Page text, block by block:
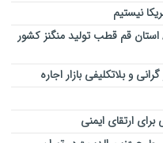
نیستیم
استان قم قطب تولید منگنز کشور
ارتقای ایمنی